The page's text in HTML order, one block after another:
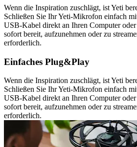
Wenn die Inspiration zuschlägt, ist Yeti
Schließen Sie Ihr Yeti-Mikrofon einfach
USB-Kabel direkt an Ihren Computer
sofort bereit, aufzunehmen oder zu
erforderlich.
Einfaches Plug&Play
Wenn die Inspiration zuschlägt, ist Yeti
Schließen Sie Ihr Yeti-Mikrofon einfach
USB-Kabel direkt an Ihren Computer
sofort bereit, aufzunehmen oder zu
erforderlich.